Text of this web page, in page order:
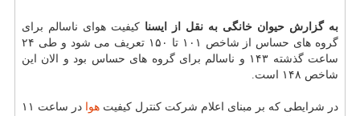
به گزارش حیوان خانگی به نقل از ایسنا كیفیت هوای ناسالم برای
گروه های حساس از شاخص ۱۰۱ تا ۱۵۰ تعریف می شود و طی ۲۴
ساعت گذشته ۱۴۳ و ناسالم برای گروه های حساس بود و الان این
شاخص ۱۴۸ است.
در شرایطی كه بر مبنای اعلام شركت كنترل كیفیت هوا
در ساعت ۱۱